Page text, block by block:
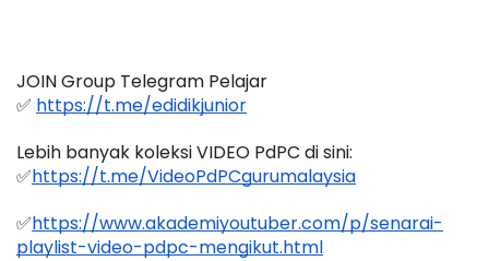
JOIN Group Telegram Pelajar
✅ https://t.me/edidikjunior
Lebih banyak koleksi VIDEO PdPC di sini:
✅https://t.me/VideoPdPCgurumalaysia
✅https://www.akademiyoutuber.com/p/senarai-
playlist-video-pdpc-mengikut.html